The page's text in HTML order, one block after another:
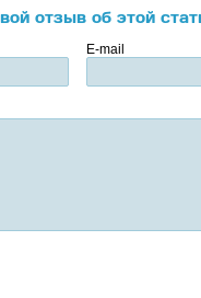
отзыв об этой
E-mail